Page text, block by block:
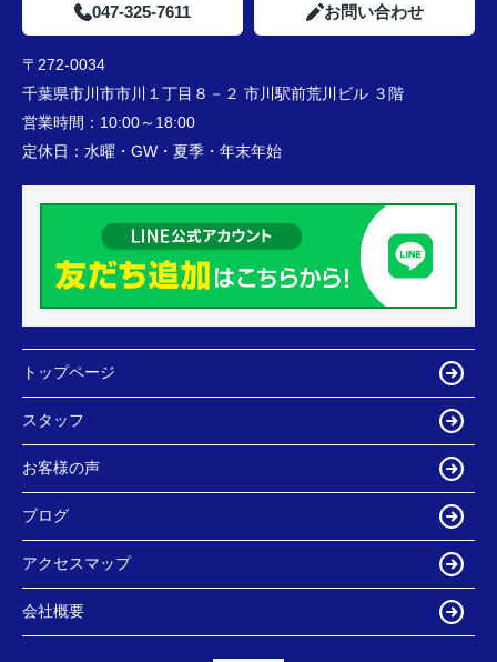
047-325-7611 お問い合わせ
〒272-0034
千葉県市川市市川１丁目８－２ 市川駅前荒川ビル ３階
営業時間： 10:00～18:00
定休日： 水曜・GW・夏季・年末年始
トップページ
スタッフ
お客様の声
ブログ
アクセスマップ
会社概要